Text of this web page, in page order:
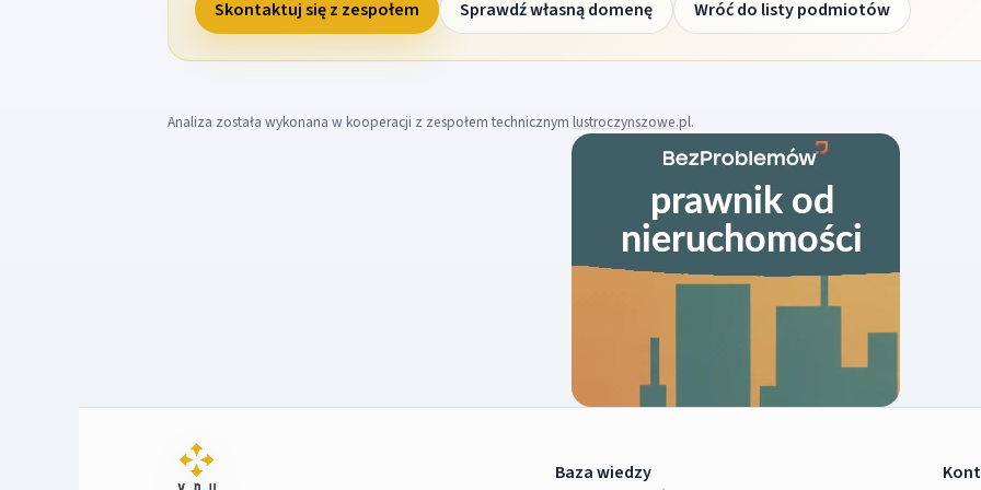
Skontaktuj się z zespołem Sprawdź własną domenę Wróć do listy podmiotów
Analiza została wykonana w kooperacji z zespołem technicznym lustroczynszowe.pl.
Baza wiedzy